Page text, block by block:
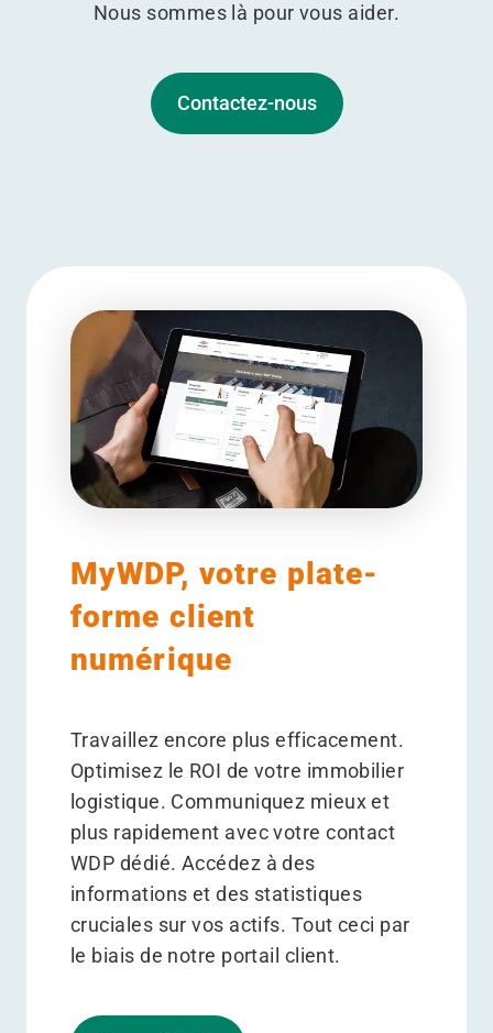
Nous sommes là pour vous aider.
Contactez-nous
MyWDP, votre plate-
forme client
numérique
Travaillez encore plus efficacement.
Optimisez le ROI de votre immobilier
logistique. Communiquez mieux et
plus rapidement avec votre contact
WDP dédié. Accédez à des
informations et des statistiques
cruciales sur vos actifs. Tout ceci par
le biais de notre portail client.